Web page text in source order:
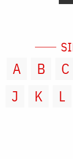
A B C
J
K L